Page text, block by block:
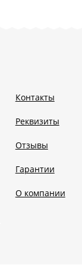
Контакты
Реквизиты
Отзывы
Гарантии
О компании